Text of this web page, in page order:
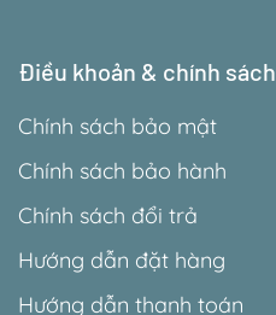
Điều khoản & chính sách
Chính sách bảo mật
Chính sách bảo hành
Chính sách đổi trả
Hướng dẫn đặt hàng
Hướng dẫn thanh toán